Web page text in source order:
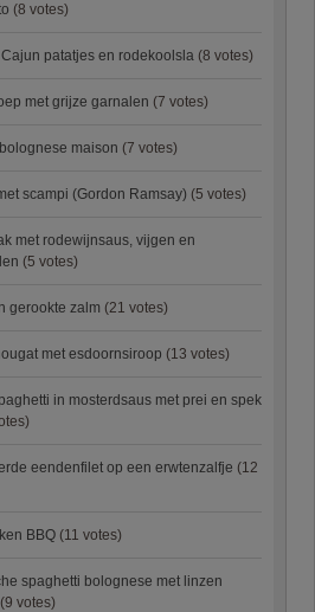
(8 votes)
Cajun patatjes en rodekoolsla (8 votes)
met grijze garnalen (7 votes)
maison (7 votes)
scampi (Gordon Ramsay) (5 votes)
met rodewijnsaus, vijgen en
(5 votes)
gerookte zalm (21 votes)
met esdoornsiroop (13 votes)
in mosterdsaus met prei en spek
eendenfilet op een erwtenzalfje (12
BBQ (11 votes)
spaghetti bolognese met linzen
(9 votes)